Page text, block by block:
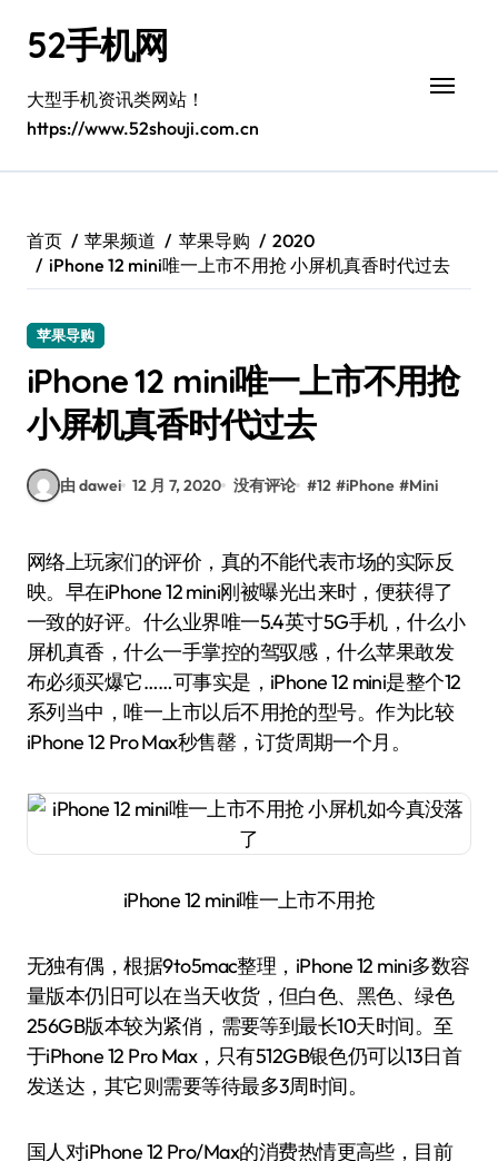
52手机网
大型手机资讯类网站！
https://www.52shouji.com.cn
首页 苹果频道 苹果导购
2020
iPhone 12 mini唯一上市不用抢 小屏机真香时代过去
苹果导购
iPhone 12 mini唯一上市不用抢
小屏机真香时代过去
由 dawei 12 月 7, 2020 没有评论 #12 #iPhone #Mini
网络上玩家们的评价，真的不能代表市场的实际反
映。早在iPhone 12 mini刚被曝光出来时，便获得了
一致的好评。什么业界唯一5.4英寸5G手机，什么小
屏机真香，什么一手掌控的驾驭感，什么苹果敢发
布必须买爆它……可事实是，iPhone 12 mini是整个12
系列当中，唯一上市以后不用抢的型号。作为比较
iPhone 12 Pro Max秒售罄，订货周期一个月。
iPhone 12 mini唯一上市不用抢
无独有偶，根据9to5mac整理，iPhone 12 mini多数容
量版本仍旧可以在当天收货，但白色、黑色、绿色
256GB版本较为紧俏，需要等到最长10天时间。至
于iPhone 12 Pro Max，只有512GB银色仍可以13日首
发送达，其它则需要等待最多3周时间。
国人对iPhone 12 Pro/Max的消费热情更高些，目前